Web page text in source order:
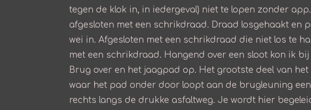
tegen de klok in, in iedergeval) niet te lopen zonder
afgesloten met een schrikdraad. Draad losgehaakt en
wei in. Afgesloten met een schrikdraad die niet los te
met een schrikdraad. Hangend over een sloot kon ik
Brug over en het jaagpad op. Het grootste deel van
waar het pad onder door loopt aan de brugleuning
rechts langs de drukke asfaltweg. Je wordt hier